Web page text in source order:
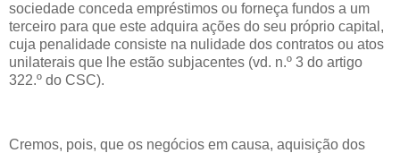
sociedade conceda empréstimos ou forneça fundos a um
terceiro para que este adquira ações do seu próprio capital,
cuja penalidade consiste na nulidade dos contratos ou atos
unilaterais que lhe estão subjacentes (vd. n.º 3 do artigo
322.º do CSC).
Cremos, pois, que os negócios em causa, aquisição dos